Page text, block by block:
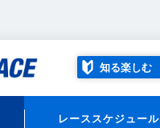
知る楽しむ
レーススケジュール